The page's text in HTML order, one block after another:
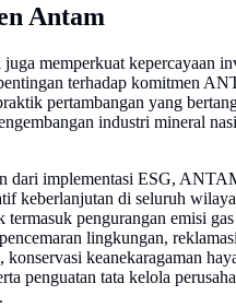
Antam
memperkuat kepercayaan
terhadap komitmen
pertambangan yang
industri mineral
dari implementasi ESG,
keberlanjutan di seluruh
termasuk pengurangan emisi
lingkungan,
konservasi keanekaragaman
penguatan tata kelola